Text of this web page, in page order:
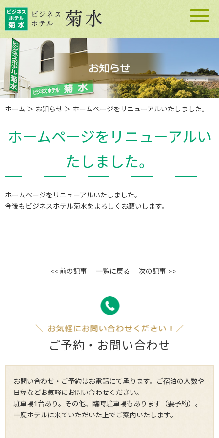
ホーム ＞ お知らせ ＞ ホームページをリニューアルいたしました。
ホームページをリニューアルい
たしました。
ホームページをリニューアルいたしました。
今後もビジネスホテル菊水をよろしくお願いします。
<< 前の記事 一覧に戻る 次の記事 >>
ご予約・お問い合わせ
お問い合わせ・ご予約はお電話にて承ります。ご宿泊の人数や
日程などお気軽にお問い合わせください。
駐車場1台あり。その他、臨時駐車場もあります（要予約）。
一度ホテルに来ていただいた上でご案内いたします。